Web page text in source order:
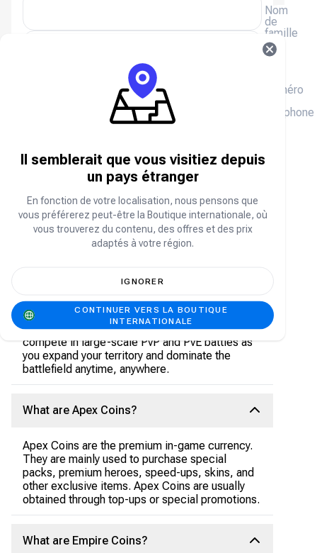
Nom
de
famille
E-
mail
Numéro
téléphone
Nous vous enverrons un reçu par e-mail, veuillez
FAQ sur Age of Empires Mobile
About Age of Empires Mobile
bringing epic historical battles, legendary
civilizations, and deep strategy to your
smartphone. Build and manage your empire, train
powerful armies, recruit famous heroes, and
compete in large-scale PvP and PvE battles as
you expand your territory and dominate the
battlefield anytime, anywhere.
What are Apex Coins?
Apex Coins are the premium in-game currency.
They are mainly used to purchase special
packs, premium heroes, speed-ups, skins, and
other exclusive items. Apex Coins are usually
obtained through top-ups or special promotions.
What are Empire Coins?
Il semblerait que vous visitiez depuis
un pays étranger
En fonction de votre localisation, nous pensons que
vous préférerez peut-être la Boutique internationale, où
vous trouverez du contenu, des offres et des prix
adaptés à votre région.
IGNORER
CONTINUER VERS LA BOUTIQUE
INTERNATIONALE